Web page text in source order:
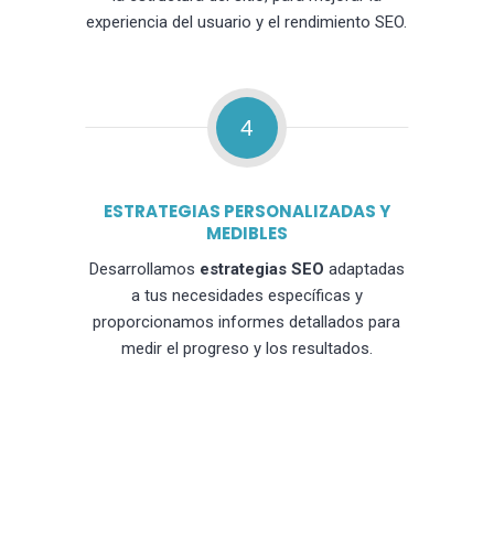
experiencia del usuario y el rendimiento SEO.
4
ESTRATEGIAS PERSONALIZADAS Y
MEDIBLES
Desarrollamos estrategias SEO adaptadas
a tus necesidades específicas y
proporcionamos informes detallados para
medir el progreso y los resultados.